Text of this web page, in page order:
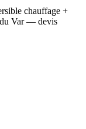
chauffage +
du Var — devis